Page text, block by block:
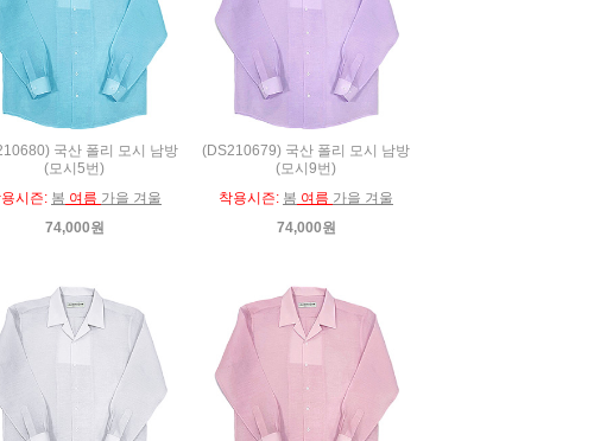
국산 폴리 모시 남방
(모시5번)
시즌: 봄 여름 가을 겨울
74,000원
(DS210679) 국산 폴리 모시 남방
(모시9번)
착용시즌: 봄 여름 가을 겨울
74,000원